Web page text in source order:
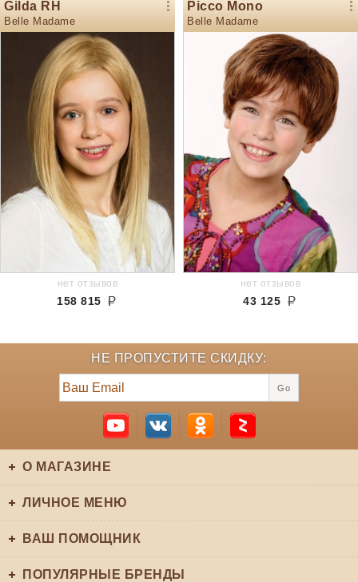
Gilda RH
Belle Madame
нет отзывов
158 815
Picco Mono
Belle Madame
нет отзывов
43 125
НЕ ПРОПУСТИТЕ СКИДКУ:
Go
О МАГАЗИНЕ
ЛИЧНОЕ МЕНЮ
ВАШ ПОМОЩНИК
ПОПУЛЯРНЫЕ БРЕНДЫ